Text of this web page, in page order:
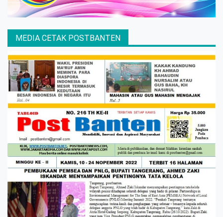
MEDIA CETAK POSTBANTEN